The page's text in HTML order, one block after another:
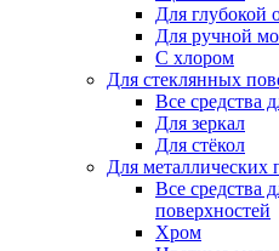
Для глубокой
Для ручной
С хлором
Для стеклянных
Все средства
Для зеркал
Для стёкол
Для металлических
Все средства
поверхностей
Хром